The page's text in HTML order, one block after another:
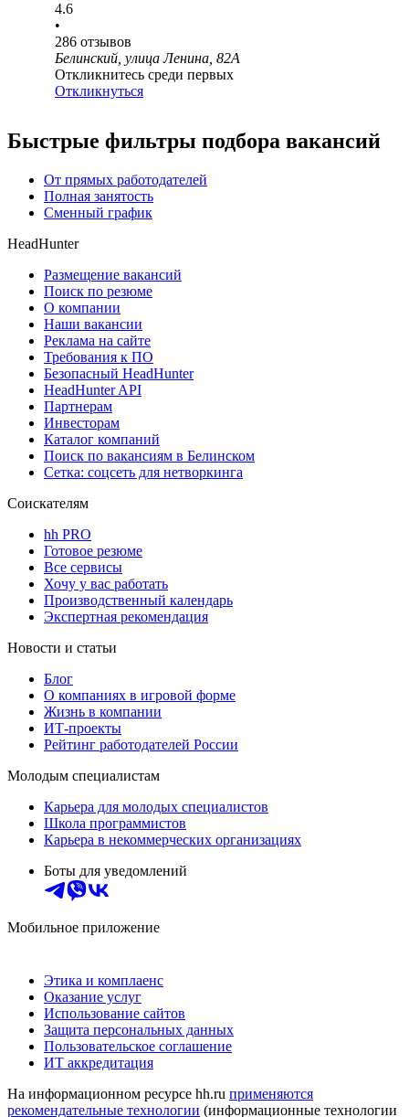
4.6
•
286 отзывов
Белинский, улица Ленина, 82А
Откликнитесь среди первых
Откликнуться
Быстрые фильтры подбора вакансий
От прямых работодателей
Полная занятость
Сменный график
HeadHunter
Размещение вакансий
Поиск по резюме
О компании
Наши вакансии
Реклама на сайте
Требования к ПО
Безопасный HeadHunter
HeadHunter API
Партнерам
Инвесторам
Каталог компаний
Поиск по вакансиям в Белинском
Сетка: соцсеть для нетворкинга
Соискателям
hh PRO
Готовое резюме
Все сервисы
Хочу у вас работать
Производственный календарь
Экспертная рекомендация
Новости и статьи
Блог
О компаниях в игровой форме
Жизнь в компании
ИТ-проекты
Рейтинг работодателей России
Молодым специалистам
Карьера для молодых специалистов
Школа программистов
Карьера в некоммерческих организациях
Боты для уведомлений
Мобильное приложение
Этика и комплаенс
Оказание услуг
Использование сайтов
Защита персональных данных
Пользовательское соглашение
ИТ аккредитация
На информационном ресурсе hh.ru применяются
рекомендательные технологии (информационные технологии